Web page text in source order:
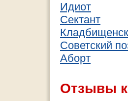
Идиот
Сектант
Советский
Аборт
Отзывы